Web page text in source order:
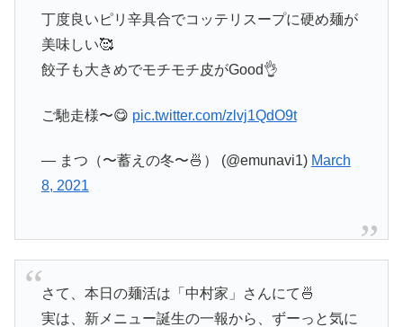
丁度良いピリ辛具合でコッテリスープに硬め麺が
美味しい🥰
餃子も大きめでモチモチ皮がGood👌
ご馳走様〜😋 pic.twitter.com/zlvj1QdO9t
— まつ（〜蓄えの冬〜🍜） (@emunavi1) March
8, 2021
さて、本日の麺活は「中村家」さんにて🍜
実は、新メニュー誕生の一報から、ずーっと気に